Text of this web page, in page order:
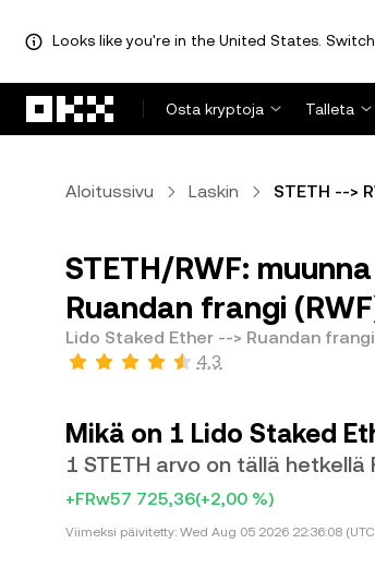
Looks like you're in the United States.
Osta kryptoja
Talleta
Aloitussivu Laskin STETH -->
STETH/RWF:
Ruandan frangi
Lido Staked Ether --> Ruandan frangi
4,3
Mikä on 1 Lido Staked
1 STETH arvo on tällä hetkellä
+FRw57 725,36(+2,00 %)
Viimeksi päivitetty: Wed Aug 05 2026 22:36:08